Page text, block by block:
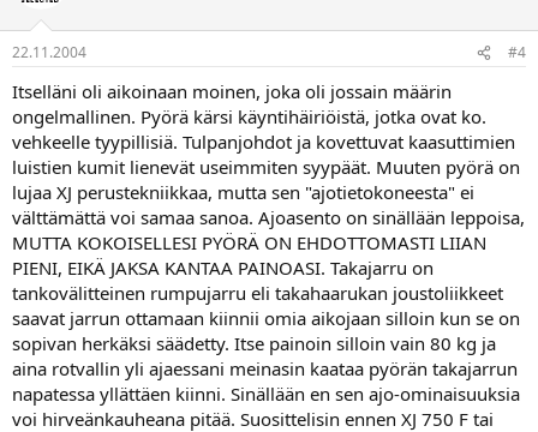
22.11.2004 #4
Itselläni oli aikoinaan moinen, joka oli jossain määrin
ongelmallinen. Pyörä kärsi käyntihäiriöistä, jotka ovat ko.
vehkeelle tyypillisiä. Tulpanjohdot ja kovettuvat kaasuttimien
luistien kumit lienevät useimmiten syypäät. Muuten pyörä on
lujaa XJ perustekniikkaa, mutta sen "ajotietokoneesta" ei
välttämättä voi samaa sanoa. Ajoasento on sinällään leppoisa,
MUTTA KOKOISELLESI PYÖRÄ ON EHDOTTOMASTI LIIAN
PIENI, EIKÄ JAKSA KANTAA PAINOASI. Takajarru on
tankovälitteinen rumpujarru eli takahaarukan joustoliikkeet
saavat jarrun ottamaan kiinnii omia aikojaan silloin kun se on
sopivan herkäksi säädetty. Itse painoin silloin vain 80 kg ja
aina rotvallin yli ajaessani meinasin kaataa pyörän takajarrun
napatessa yllättäen kiinni. Sinällään en sen ajo-ominaisuuksia
voi hirveänkauheana pitää. Suosittelisin ennen XJ 750 F tai